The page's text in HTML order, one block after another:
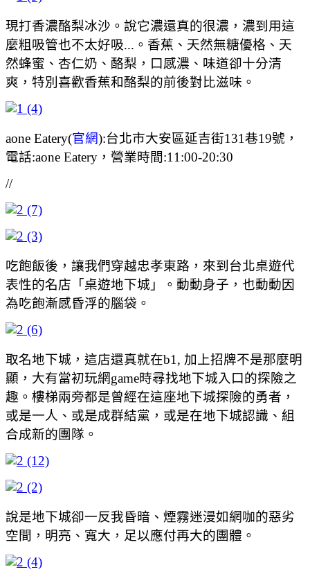
現打香濃酪梨冰沙。說它濃還真的很濃，濃到用這
麼粗吸管也不太好吸...。香蕉、天然無糖優格、天
然蜂蜜、杏仁奶、酪梨，口感濃、味道卻十分清
爽，特別喜歡香蕉和酪梨的前後對比滋味。
aone Eatery(官網):台北市大安區延吉街131巷19號，
電話:aone Eatery，營業時間:11:00-20:30
//
吃飽飯後，讓我們穿越忠孝東路，來到台北桌遊代
表性的名店「桌遊地下城」。動動身子，也動動因
為吃飽漸感昏浮的腦袋。
取名地下城，這店還真就在b1, 加上招牌不是那麼明
顯，大有當初玩網game時尋找地下城入口的探險之
趣。樓梯兩旁都是曾經在這座地下城探險的勇者，
或是一人、或是成群結黨，或是在地下城認識、組
合成新的團隊。
說是地下城卻一反我昏暗、煙霧迷漫如網咖的惡劣
空間，明亮、寬大，足以應付再大的團體。